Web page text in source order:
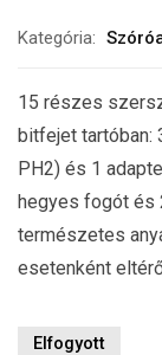
Kategória:
15 részes
bitfejet tartóban:
PH2) és 1
hegyes fogót és
természetes
esetenként
Elfogyott